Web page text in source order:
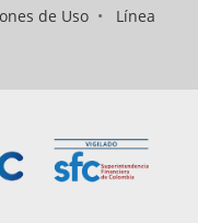
de Uso• Línea